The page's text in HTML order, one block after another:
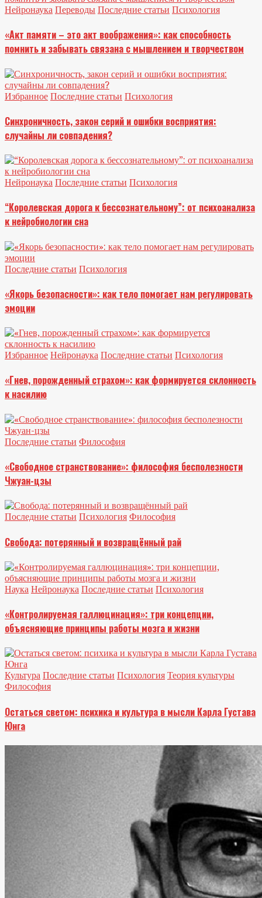
Нейронаука Переводы Последние статьи Психология
«Акт памяти – это акт воображения»: как способность
помнить и забывать связана с мышлением и творчеством
Избранное Последние статьи Психология
Синхроничность, закон серий и ошибки восприятия:
случайны ли совпадения?
Нейронаука Последние статьи Психология
“Королевская дорога к бессознательному”: от психоанализа
к нейробиологии сна
Последние статьи Психология
«Якорь безопасности»: как тело помогает нам регулировать
эмоции
Избранное Нейронаука Последние статьи Психология
«Гнев, порожденный страхом»: как формируется склонность
к насилию
Последние статьи Философия
«Свободное странствование»: философия бесполезности
Чжуан-цзы
Последние статьи Психология Философия
Свобода: потерянный и возвращённый рай
Наука Нейронаука Последние статьи Психология
«Контролируемая галлюцинация»: три концепции,
объясняющие принципы работы мозга и жизни
Культура Последние статьи Психология Теория культуры
Философия
Остаться светом: психика и культура в мысли Карла Густава
Юнга